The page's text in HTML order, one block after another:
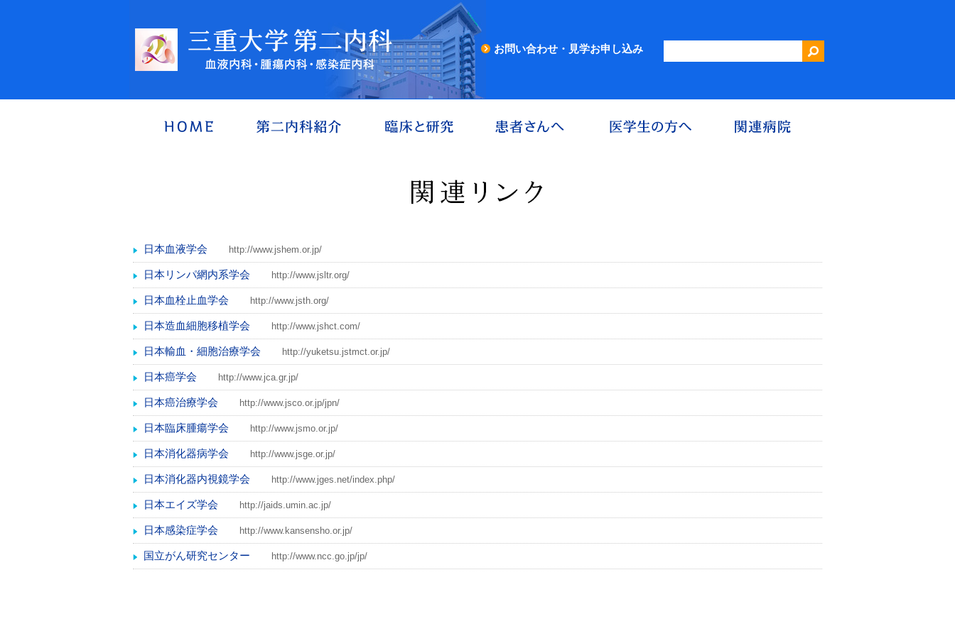
お問い合わせ・見学お申し込み
HOME 第二内科紹介 臨床と研究 患者さんへ
日本血液学会 http://www.jshem.or.jp/
日本リンパ網内系学会 http://www.jsltr.org/
日本血栓止血学会 http://www.jsth.org/
日本造血細胞移植学会 http://www.jshct.com/
日本輸血・細胞治療学会 http://yuketsu.jstmct.or.jp/
日本癌学会 http://www.jca.gr.jp/
日本癌治療学会 http://www.jsco.or.jp/jpn/
日本臨床腫瘍学会 http://www.jsmo.or.jp/
日本消化器病学会 http://www.jsge.or.jp/
日本消化器内視鏡学会 http://www.jges.net/index.php/
日本エイズ学会 http://jaids.umin.ac.jp/
日本感染症学会 http://www.kansensho.or.jp/
国立がん研究センター http://www.ncc.go.jp/jp/